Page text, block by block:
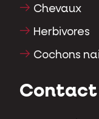
Chevaux
Herbivores
Cochons
Contact